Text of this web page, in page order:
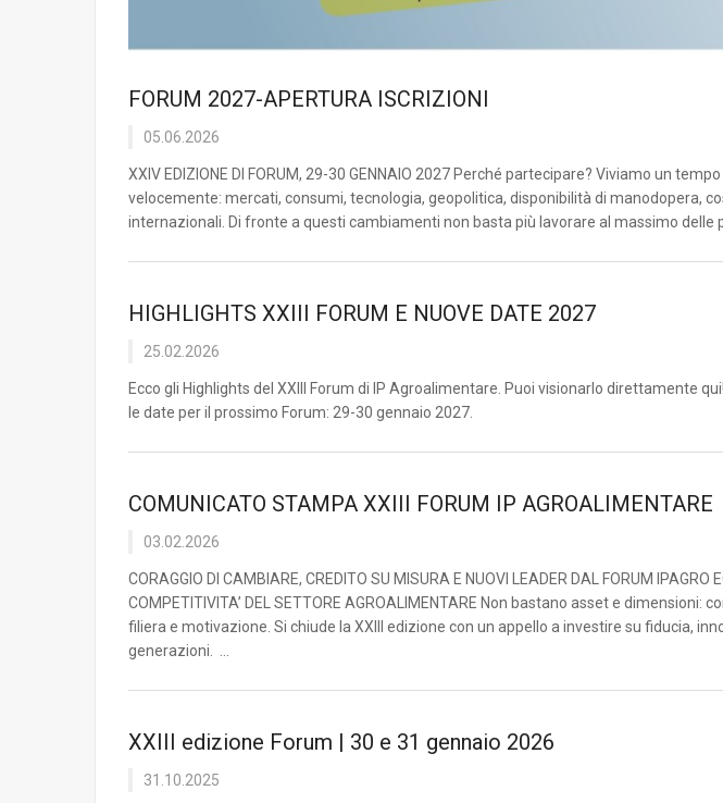
FORUM 2027-APERTURA ISCRIZIONI
05.06.2026
XXIV EDIZIONE DI FORUM, 29-30 GENNAIO 2027 Perché partecipare? Viviamo un
velocemente: mercati, consumi, tecnologia, geopolitica, disponibilità di manodopera,
internazionali. Di fronte a questi cambiamenti non basta più lavorare al massimo delle
HIGHLIGHTS XXIII FORUM E NUOVE DATE 2027
25.02.2026
Ecco gli Highlights del XXIII Forum di IP Agroalimentare. Puoi visionarlo direttamente qui!
le date per il prossimo Forum: 29-30 gennaio 2027.
COMUNICATO STAMPA XXIII FORUM IP AGROALIMENTARE
03.02.2026
CORAGGIO DI CAMBIARE, CREDITO SU MISURA E NUOVI LEADER DAL FORUM IPAGRO
COMPETITIVITA’ DEL SETTORE AGROALIMENTARE Non bastano asset e dimensioni:
filiera e motivazione. Si chiude la XXIII edizione con un appello a investire su fiducia,
generazioni. ...
XXIII edizione Forum | 30 e 31 gennaio 2026
31.10.2025